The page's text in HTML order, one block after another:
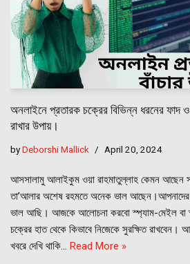
অনলাইনে প্রতারক চক্রের বিভিন্ন ধরনের ফাদ
রাখার উপায়।
byDeborshi Mallick April 20, 2024
আসসালামু আলাইকুম ওয়া রাহমাতুল্লাহ কেমন আছেন
তা’আলার অশেষ রহমতে অনেক ভাল
ভাল আছি। আজকে আলোচনা করবো স্প্যাম-মেইল বা
চক্রের হাত থেকে কিভাবে নিজেকে সুরক্ষিত রাখবেন।
খবরে দেখি থাকি… Read More »